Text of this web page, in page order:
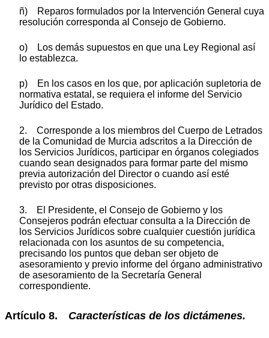
ñ) Reparos formulados por la Intervención General cuya
resolución corresponda al Consejo de Gobierno.
o) Los demás supuestos en que una Ley Regional así
lo establezca.
p) En los casos en los que, por aplicación supletoria de
normativa estatal, se requiera el informe del Servicio
Jurídico del Estado.
2. Corresponde a los miembros del Cuerpo de Letrados
de la Comunidad de Murcia adscritos a la Dirección de
los Servicios Jurídicos, participar en órganos colegiados
cuando sean designados para formar parte del mismo
previa autorización del Director o cuando así esté
previsto por otras disposiciones.
3. El Presidente, el Consejo de Gobierno y los
Consejeros podrán efectuar consulta a la Dirección de
los Servicios Jurídicos sobre cualquier cuestión jurídica
relacionada con los asuntos de su competencia,
precisando los puntos que deban ser objeto de
asesoramiento y previo informe del órgano administrativo
de asesoramiento de la Secretaría General
correspondiente.
Artículo 8. Características de los dictámenes.